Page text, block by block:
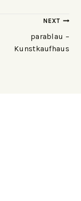
NEXT
parablau –
Kunstkaufhaus